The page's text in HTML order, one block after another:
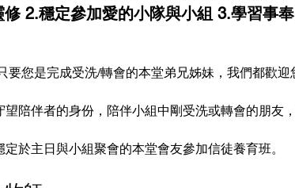
修 2.穩定參加愛的小隊與小組 3.學習事
要您是完成受洗/轉會的本堂弟兄姊妹，我們都歡
陪伴者的身份，陪伴小組中剛受洗或轉會的朋友
於主日與小組聚會的本堂會友參加信徒養育班。